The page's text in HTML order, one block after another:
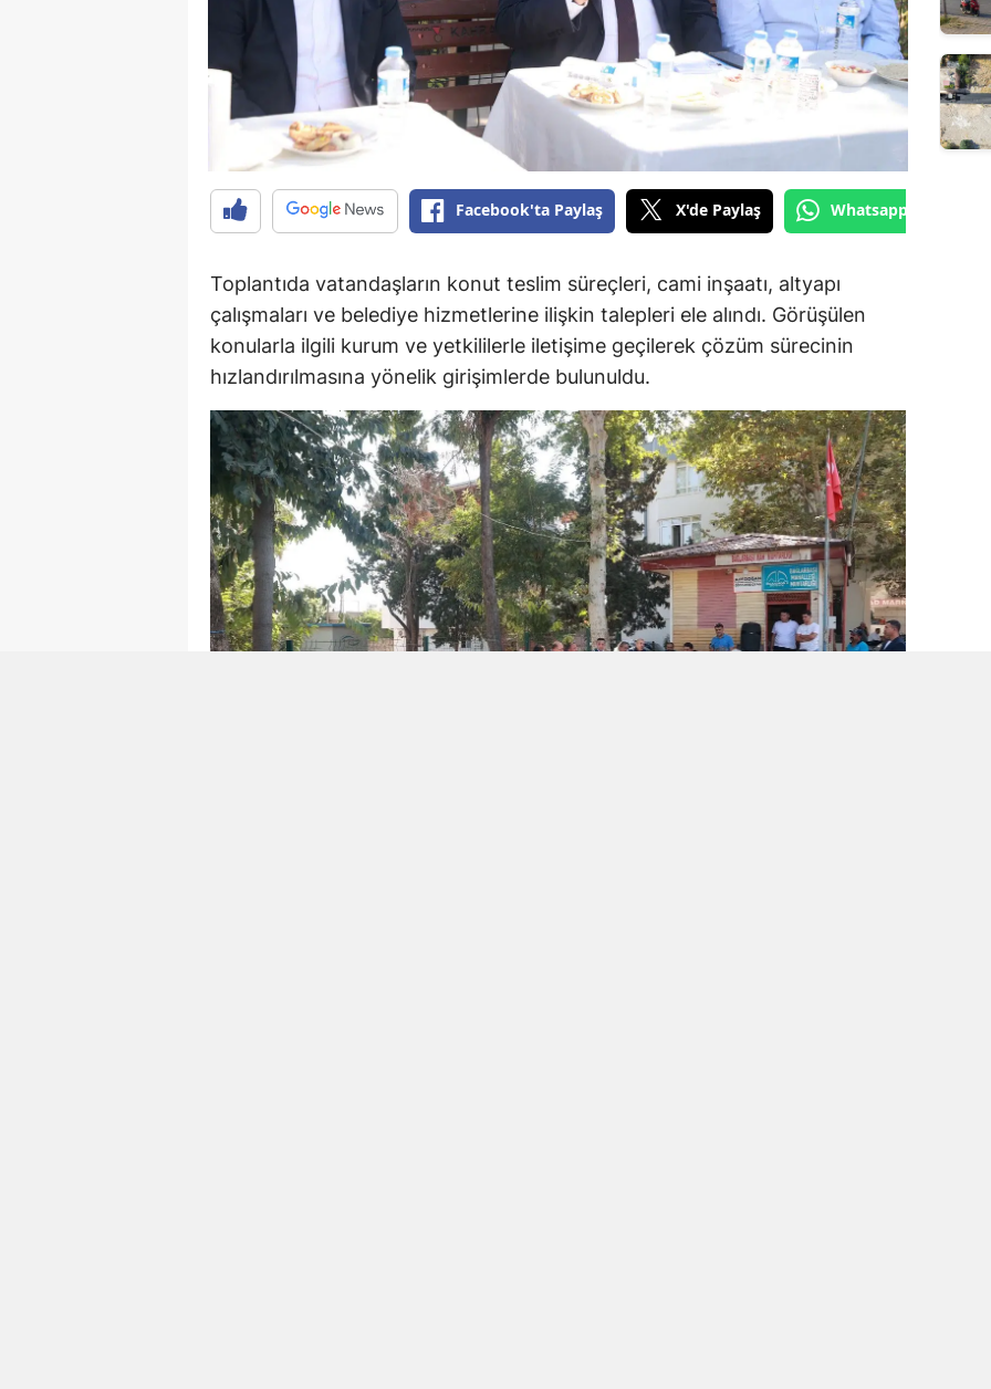
Facebook'ta Paylaş X'de Paylaş Whatsapp'tan
Toplantıda vatandaşların konut teslim süreçleri, cami inşaatı, altyapı
çalışmaları ve belediye hizmetlerine ilişkin talepleri ele alındı. Görüşülen
konularla ilgili kurum ve yetkililerle iletişime geçilerek çözüm sürecinin
hızlandırılmasına yönelik girişimlerde bulunuldu.